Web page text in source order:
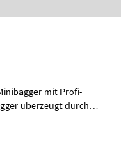
mit Profi-